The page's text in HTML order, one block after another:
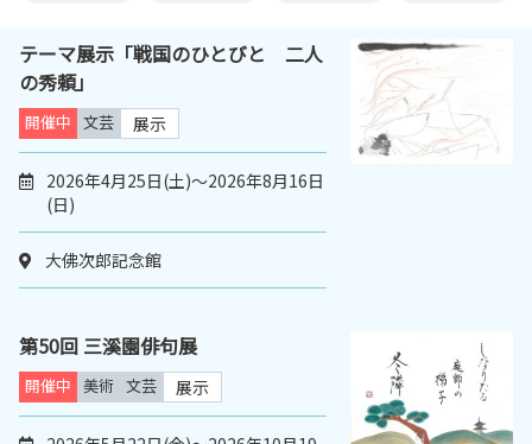
テーマ展示「戦国のひとびと 二人
の秀頼」
開催中 文芸 展示
2026年4月25日(土)～2026年8月16日
(日)
大佛次郎記念館
第50回 三溪園俳句展
開催中 美術 文芸 展示